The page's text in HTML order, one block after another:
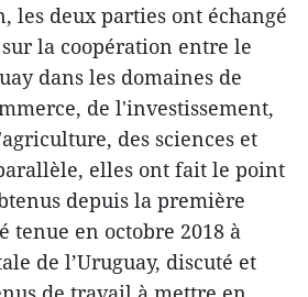
les deux parties ont échangé
la coopération entre le
dans les domaines de
de l'investissement,
des sciences et
elles ont fait le point
depuis la première
tenue en octobre 2018 à
de l’Uruguay, discuté et